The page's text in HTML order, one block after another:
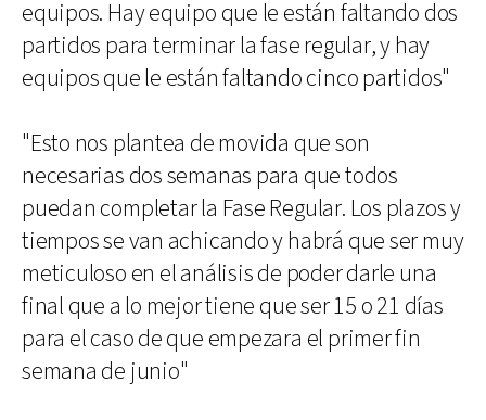
equipos. Hay equipo que le están faltando dos
partidos para terminar la fase regular, y hay
equipos que le están faltando cinco partidos"
"Esto nos plantea de movida que son
necesarias dos semanas para que todos
puedan completar la Fase Regular. Los plazos y
tiempos se van achicando y habrá que ser muy
meticuloso en el análisis de poder darle una
final que a lo mejor tiene que ser 15 o 21 días
para el caso de que empezara el primer fin
semana de junio"